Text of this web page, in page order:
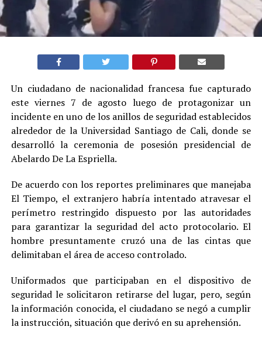
Un ciudadano de nacionalidad francesa fue capturado
este viernes 7 de agosto luego de protagonizar un
incidente en uno de los anillos de seguridad establecidos
alrededor de la Universidad Santiago de Cali, donde se
desarrolló la ceremonia de posesión presidencial de
Abelardo De La Espriella.
De acuerdo con los reportes preliminares que manejaba
El Tiempo, el extranjero habría intentado atravesar el
perímetro restringido dispuesto por las autoridades
para garantizar la seguridad del acto protocolario. El
hombre presuntamente cruzó una de las cintas que
delimitaban el área de acceso controlado.
Uniformados que participaban en el dispositivo de
seguridad le solicitaron retirarse del lugar, pero, según
la información conocida, el ciudadano se negó a cumplir
la instrucción, situación que derivó en su aprehensión.